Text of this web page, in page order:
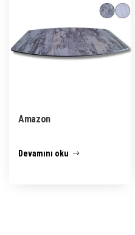
Amazon
Devamını oku